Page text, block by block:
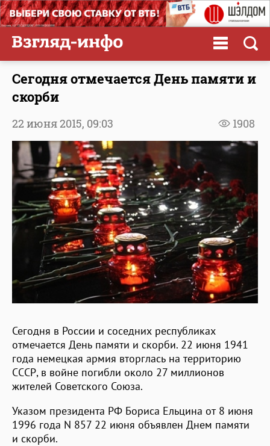
Сегодня отмечается День памяти и
скорби
1908
22 июня 2015, 09:03
Сегодня в России и соседних республиках
отмечается День памяти и скорби. 22 июня 1941
года немецкая армия вторглась на территорию
СССР, в войне погибли около 27 миллионов
жителей Советского Союза.
Указом президента РФ Бориса Ельцина от 8 июня
1996 года N 857 22 июня объявлен Днем памяти
и скорби.